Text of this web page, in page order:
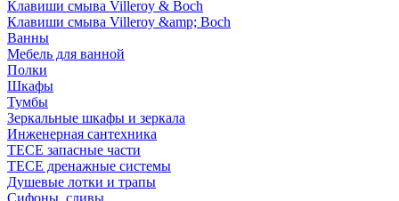
Клавиши смыва Villeroy & Boch
Клавиши смыва Villeroy &amp; Boch
Ванны
Мебель для ванной
Полки
Шкафы
Тумбы
Зеркальные шкафы и зеркала
Инженерная сантехника
TECE запасные части
TECE дренажные системы
Душевые лотки и трапы
Сифоны, сливы